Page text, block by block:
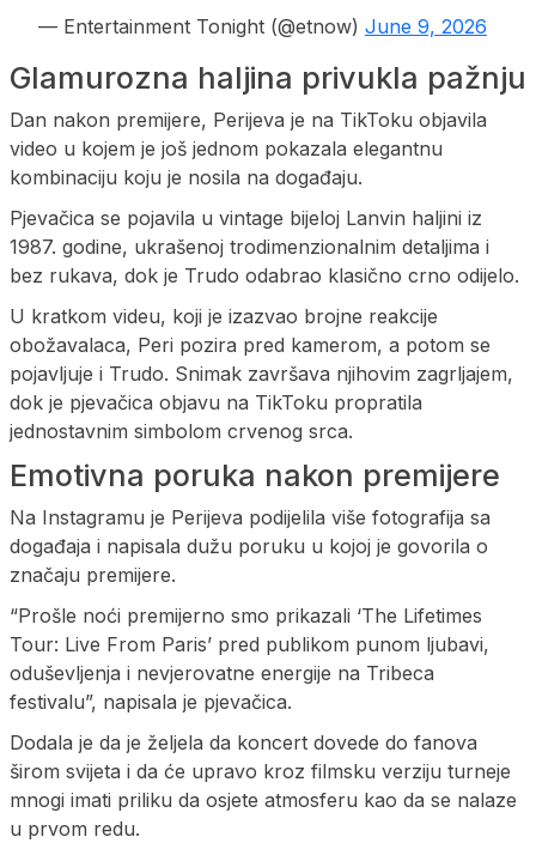
— Entertainment Tonight (@etnow) June 9, 2026
Glamurozna haljina privukla pažnju
Dan nakon premijere, Perijeva je na TikToku objavila
video u kojem je još jednom pokazala elegantnu
kombinaciju koju je nosila na događaju.
Pjevačica se pojavila u vintage bijeloj Lanvin haljini iz
1987. godine, ukrašenoj trodimenzionalnim detaljima i
bez rukava, dok je Trudo odabrao klasično crno odijelo.
U kratkom videu, koji je izazvao brojne reakcije
obožavalaca, Peri pozira pred kamerom, a potom se
pojavljuje i Trudo. Snimak završava njihovim zagrljajem,
dok je pjevačica objavu na TikToku propratila
jednostavnim simbolom crvenog srca.
Emotivna poruka nakon premijere
Na Instagramu je Perijeva podijelila više fotografija sa
događaja i napisala dužu poruku u kojoj je govorila o
značaju premijere.
“Prošle noći premijerno smo prikazali ‘The Lifetimes
Tour: Live From Paris’ pred publikom punom ljubavi,
oduševljenja i nevjerovatne energije na Tribeca
festivalu”, napisala je pjevačica.
Dodala je da je željela da koncert dovede do fanova
širom svijeta i da će upravo kroz filmsku verziju turneje
mnogi imati priliku da osjete atmosferu kao da se nalaze
u prvom redu.